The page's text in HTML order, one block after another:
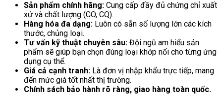
Sản phẩm chính hãng: Cung cấp đầy đủ chứng chỉ xuất
xứ và chất lượng (CO, CQ).
Hàng hóa đa dạng: Luôn có sẵn số lượng lớn các kích
thước, chủng loại.
Tư vấn kỹ thuật chuyên sâu: Đội ngũ am hiểu sản
phẩm sẽ giúp bạn chọn đúng loại khớp nối cho từng ứng
dụng cụ thể.
Giá cả cạnh tranh: Là đơn vị nhập khẩu trực tiếp, mang
đến mức giá tốt nhất thị trường.
Chính sách bảo hành rõ ràng, giao hàng toàn quốc.